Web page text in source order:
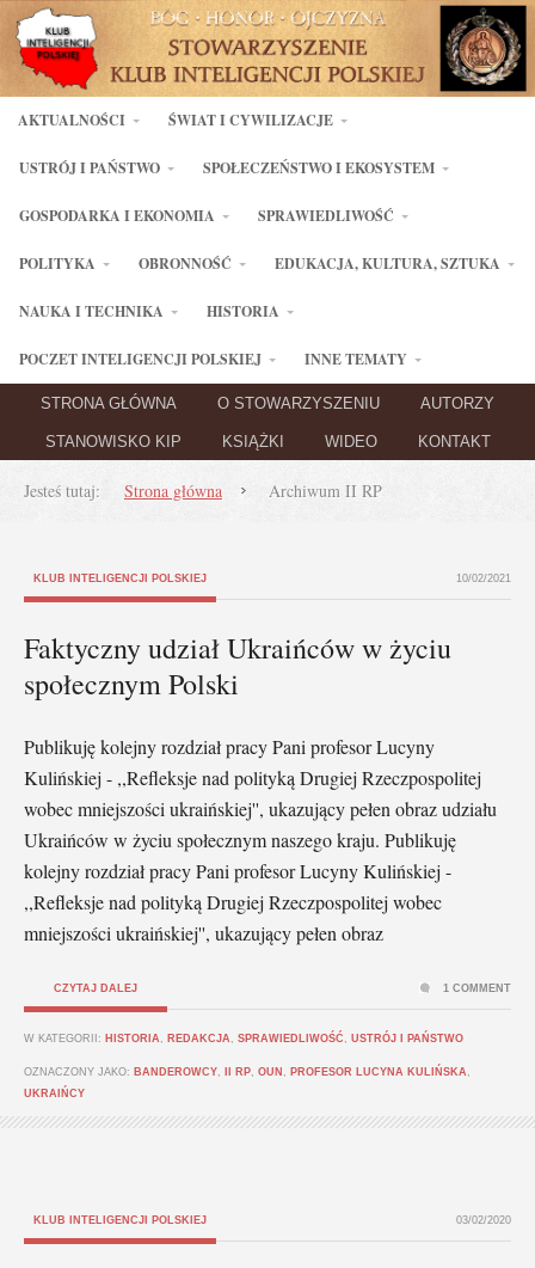
AKTUALNOŚCI ŚWIAT I CYWILIZACJE
USTRÓJ I PAŃSTWO SPOŁECZEŃSTWO I EKOSYSTEM
GOSPODARKA I EKONOMIA SPRAWIEDLIWOŚĆ
POLITYKA OBRONNOŚĆ EDUKACJA, KULTURA, SZTUKA
NAUKA I TECHNIKA HISTORIA
POCZET INTELIGENCJI POLSKIEJ INNE TEMATY
STRONA GŁÓWNA O STOWARZYSZENIU AUTORZY
STANOWISKO KIP KSIĄŻKI WIDEO KONTAKT
Jesteś tutaj: Strona główna Archiwum II RP
KLUB INTELIGENCJI POLSKIEJ 10/02/2021
Faktyczny udział Ukraińców w życiu
społecznym Polski
Publikuję kolejny rozdział pracy Pani profesor Lucyny
Kulińskiej - ,,Refleksje nad polityką Drugiej Rzeczpospolitej
wobec mniejszości ukraińskiej'', ukazujący pełen obraz udziału
Ukraińców w życiu społecznym naszego kraju. Publikuję
kolejny rozdział pracy Pani profesor Lucyny Kulińskiej -
,,Refleksje nad polityką Drugiej Rzeczpospolitej wobec
mniejszości ukraińskiej'', ukazujący pełen obraz
CZYTAJ DALEJ
W KATEGORII: HISTORIA REDAKCJA SPRAWIEDLIWOŚĆ USTRÓJ I PAŃSTWO
OZNACZONY JAKO: BANDEROWCY II RP OUN PROFESOR LUCYNA KULIŃSKA
UKRAIŃCY
1 COMMENT
KLUB INTELIGENCJI POLSKIEJ 03/02/2020